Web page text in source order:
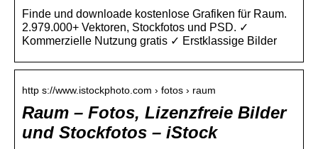
Finde und downloade kostenlose Grafiken für Raum.
2.979.000+ Vektoren, Stockfotos und PSD. ✓
Kommerzielle Nutzung gratis ✓ Erstklassige Bilder
http s://www.istockphoto.com › fotos › raum
Raum – Fotos, Lizenzfreie Bilder
und Stockfotos – iStock